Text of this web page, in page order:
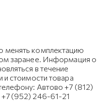
менять комплектацию
заранее. Информация о
в течение
и стоимости товара
Автово +7 (812)
(952) 246-61-21